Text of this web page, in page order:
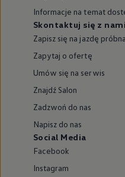
Informacje na temat
Skontaktuj się z nami
Zapisz się na jazdę próbna
Zapytaj o ofertę
Umów się na serwis
Znajdź Salon
Zadzwoń do nas
Napisz do nas
Social Media
Facebook
Instagram